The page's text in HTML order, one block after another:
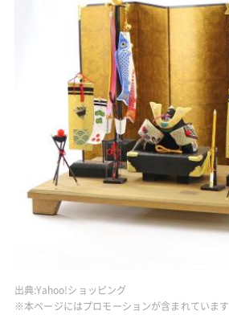
出典:Yahoo!ショッピング
※本ページにはプロモーションが含まれています